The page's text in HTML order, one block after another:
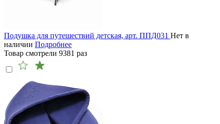
Подушка для путешествий детская, арт. ППД031 Нет в
наличии Подробнее
Товар смотрели 9381 раз